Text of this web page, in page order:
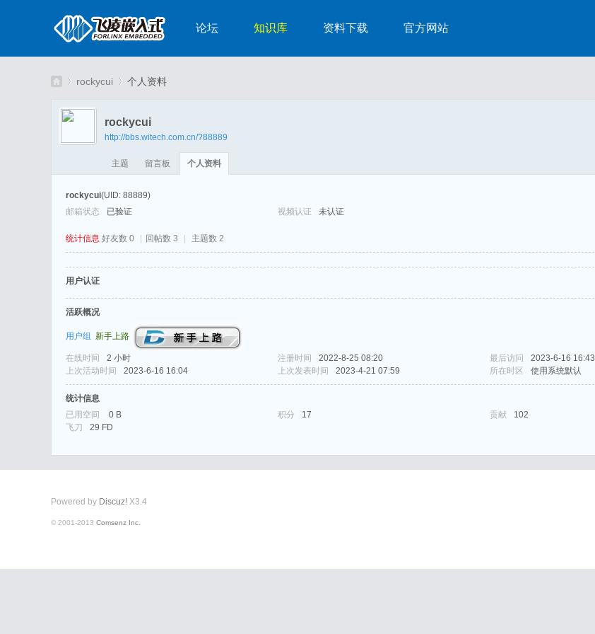
论坛 知识库 资料下载 官方网站
嵌›
rockycui
›
个人资料
rockycui
http://bbs.witech.com.cn/?88889
主题 留言板 个人资料
rockycui(UID: 88889)
邮箱状态
已验证 视频认证 未认证
统计信息 好友数 0 回帖数 3 主题数 2
用户认证
活跃概况
用户组 新手上路
在线时间 2 小时 注册时间 2022-8-25 08:20 最后访问
2023-6-16 16:43
上次活动时间
2023-6-16 16:04 上次发表时间 2023-4-21 07:59 所在时区 使用系统默认
统计信息
已用空间
0 B 积分 17 贡献
102
飞刀
29 FD
Powered by Discuz! X3.4
© 2001-2013 Comsenz Inc.